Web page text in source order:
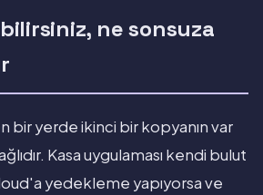
ne sonsuza
bir yerde ikinci bir kopyanın var
Kasa uygulaması kendi bulut
yedekleme yapıyorsa ve